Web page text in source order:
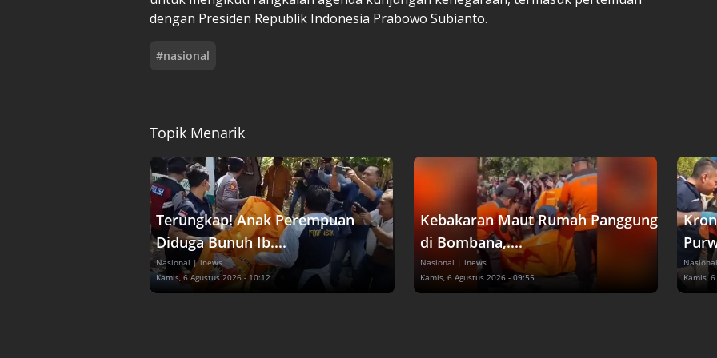
dengan Presiden Republik Indonesia Prabowo Subianto.
#nasional
Topik Menarik
Terungkap! Anak Perempuan
Diduga Bunuh Ib....
Nasional | inews
Kamis, 6 Agustus 2026 - 10:12
Kebakaran Maut Rumah Panggung
di Bombana,....
Nasional | inews
Kamis, 6 Agustus 2026 - 09:55
Nasional
Kamis,